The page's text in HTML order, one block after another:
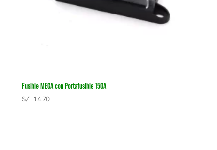
Fusible MEGA con Portafusible 150A
S/14.70